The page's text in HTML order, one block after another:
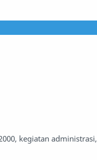
kegiatan administrasi,